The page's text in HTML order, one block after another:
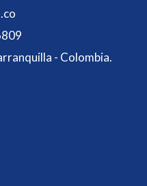
- Colombia.